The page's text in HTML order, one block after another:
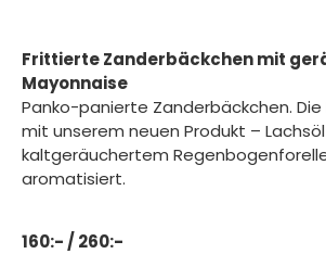
Frittierte Zanderbäckchen mit
Mayonnaise
Panko-panierte Zanderbäckchen.
mit unserem neuen Produkt –
kaltgeräuchertem
aromatisiert.
160:- / 260:-